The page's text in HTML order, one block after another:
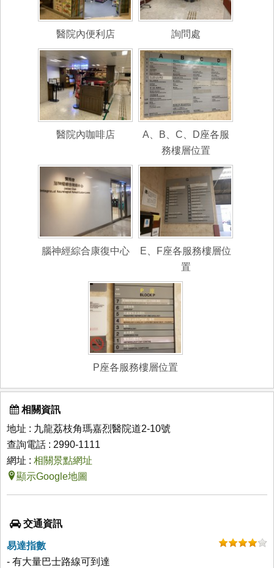
醫院內便利店 詢問處
醫院內咖啡店
A、B、C、D座各服
務樓層位置
腦神經綜合康復中心
E、F座各服務樓層位
置
P座各服務樓層位置
相關資訊
地址 : 九龍荔枝角瑪嘉烈醫院道2-10號
查詢電話 : 2990-1111
網址 : 相關景點網址
顯示Google地圖
交通資訊
易達指數
- 有大量巴士路線可到達